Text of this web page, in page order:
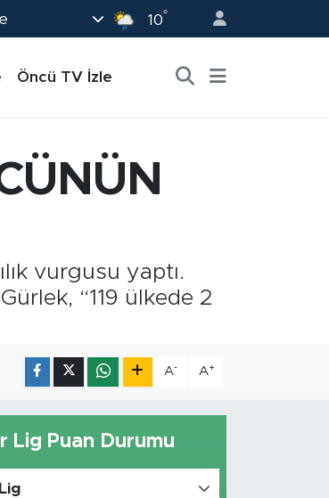
10°
Öncü TV İzle
vurgusu yaptı.
“119 ülkede 2
A- A+
Lig Puan Durumu